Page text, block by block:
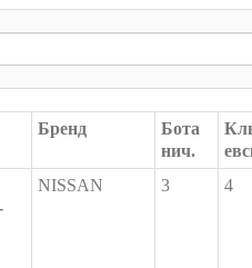
Бренд
Бота
нич.
NISSAN 3 4